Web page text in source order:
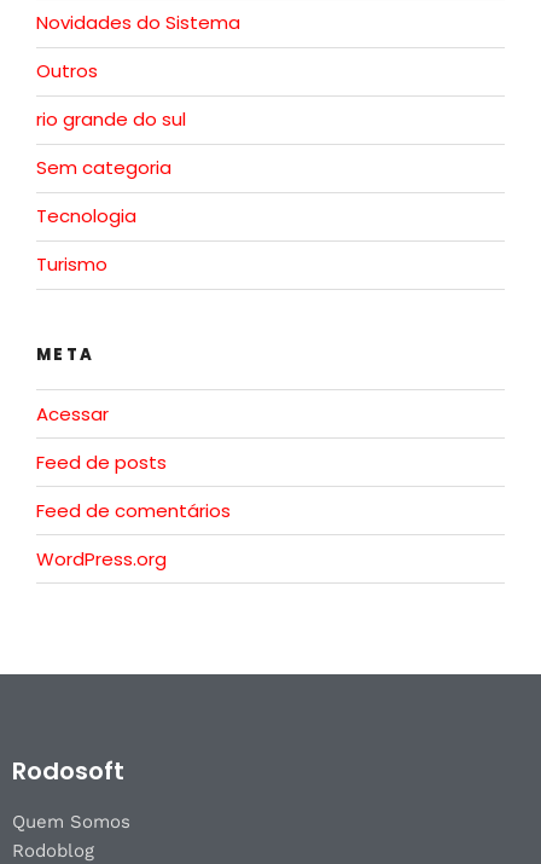
Novidades do Sistema
Outros
rio grande do sul
Sem categoria
Tecnologia
Turismo
META
Acessar
Feed de posts
Feed de comentários
WordPress.org
Rodosoft
Quem Somos
Rodoblog